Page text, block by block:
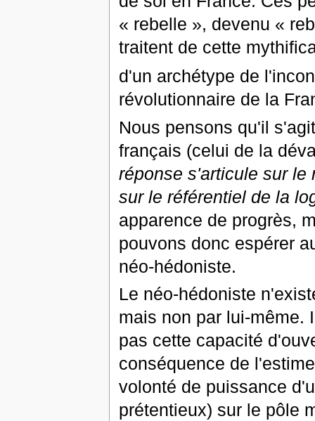
« rebelle », devenu «
traitent de cette
d'un archétype de
révolutionnaire de la
Nous pensons qu'il
français (celui de la
réponse s'articule sur le
sur le référentiel de la
apparence de progrès,
pouvons donc espérer
néo-hédoniste.
Le néo-hédoniste
mais non par lui-même.
pas cette capacité
conséquence de
volonté de puissance
prétentieux) sur le pôle